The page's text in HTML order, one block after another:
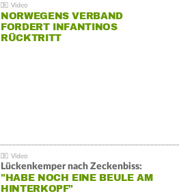
NORWEGENS VERBAND
FORDERT INFANTINOS
RÜCKTRITT
Lückenkemper nach Zeckenbiss:
"HABE NOCH EINE BEULE AM
HINTERKOPF"